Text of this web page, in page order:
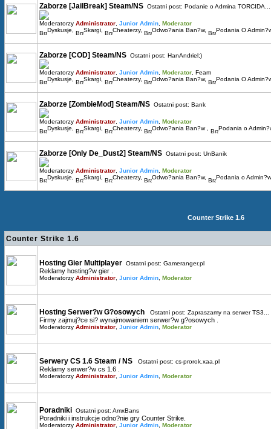
Zaborze [JailBreak] Steam/NS Ostatni post: Podanie o Admina TORCIDA...
Moderatorzy Administrator Junior Admin Moderator
Dyskusje
Skargi Cheaterzy, Odwo?ania Ban?w, Podania O
Zaborze [COD] Steam/NS Ostatni post: HanAndriel;)
Moderatorzy Administrator Junior Admin Moderator Feam
Dyskusje
Skargi Cheaterzy, Odwo?ania Ban?w, Podania O
Zaborze [ZombieMod] Steam/NS Ostatni post: Bank
Moderatorzy Administrator Junior Admin Moderator
Dyskusje
Skargi Cheaterzy, Odwo?ania Ban?w Podania o
Zaborze [Only De_Dust2] Steam/NS Ostatni post: UnBanik
Moderatorzy Administrator Junior Admin Moderator
Dyskusje
Skargi Cheaterzy, Odwo?ania Ban?w, Podania o Admin?w
Counter Strike 1.6
Counter Strike 1.6
Hosting Gier Multiplayer Ostatni post: Gameranger.pl
Reklamy hosting?w gier .
Moderatorzy Administrator Junior Admin Moderator
Hosting Serwer?w G?osowych Ostatni post: Zapraszamy na serwer TS3...
Firmy zajmuj?ce si? wynajmowaniem serwer?w g?osowych .
Moderatorzy Administrator Junior Admin Moderator
Serwery CS 1.6 Steam / NS Ostatni post: cs-prorok.xaa.pl
Reklamy serwer?w cs 1.6 .
Moderatorzy Administrator Junior Admin Moderator
Poradniki Ostatni post: AmxBans
Poradniki i instrukcje odno?nie gry Counter Strike.
Moderatorzy Administrator Junior Admin Moderator